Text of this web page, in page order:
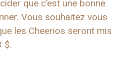
que c’est une bonne
Vous souhaitez vous
les Cheerios seront mis
$.